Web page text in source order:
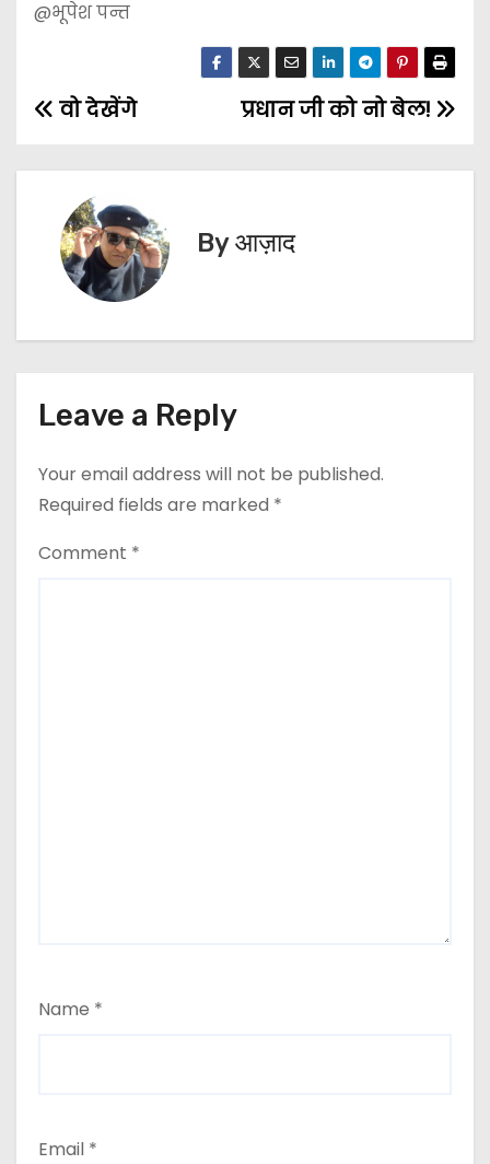
@भूपेश पन्त
P
o
a
v
g
प्रधान जी को नो बेल!
वो देखेंगे
Byआज़ाद
Leave a Reply
Your email address will not be published.
Required fields are marked *
Comment *
Name *
Email *